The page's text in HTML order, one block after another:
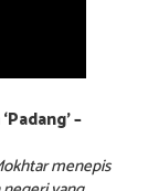
–
menepis